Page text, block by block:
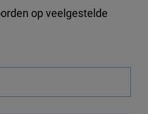
op veelgestelde